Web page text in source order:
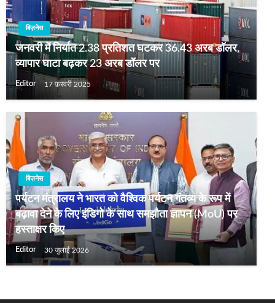
बिज़नेस
जनवरी में निर्यात 2.38 प्रतिशत घटकर 36.43 अरब डॉलर,
व्यापार घाटा बढ़कर 23 अरब डॉलर पर
Editor 17 फ़रवरी 2025
बिज़नेस
पर्यटन मंत्रालय ने भारत को वैश्विक पर्यटन गंतव्य के रूप में
बढ़ावा देने के लिए इंडिगो के साथ समझौता ज्ञापन (MoU) पर
हस्ताक्षर किए
Editor 30 जुलाई 2026